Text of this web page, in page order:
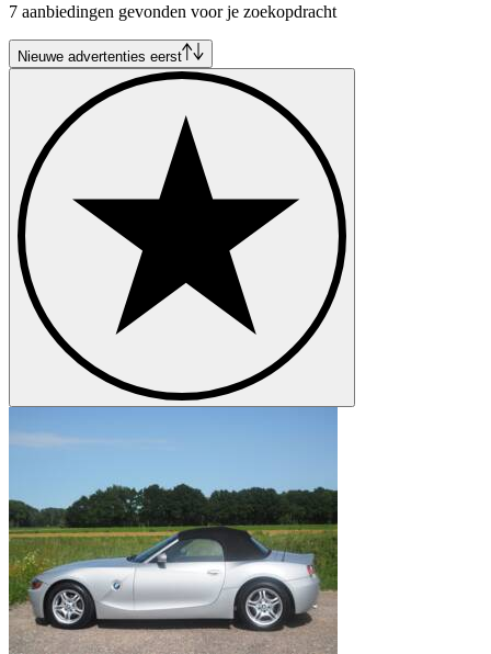
BMW 6 Series
BMW 8 Series
BMW Z1
BMW Z8
7 aanbiedingen gevonden voor je zoekopdracht
Nieuwe advertenties eerst